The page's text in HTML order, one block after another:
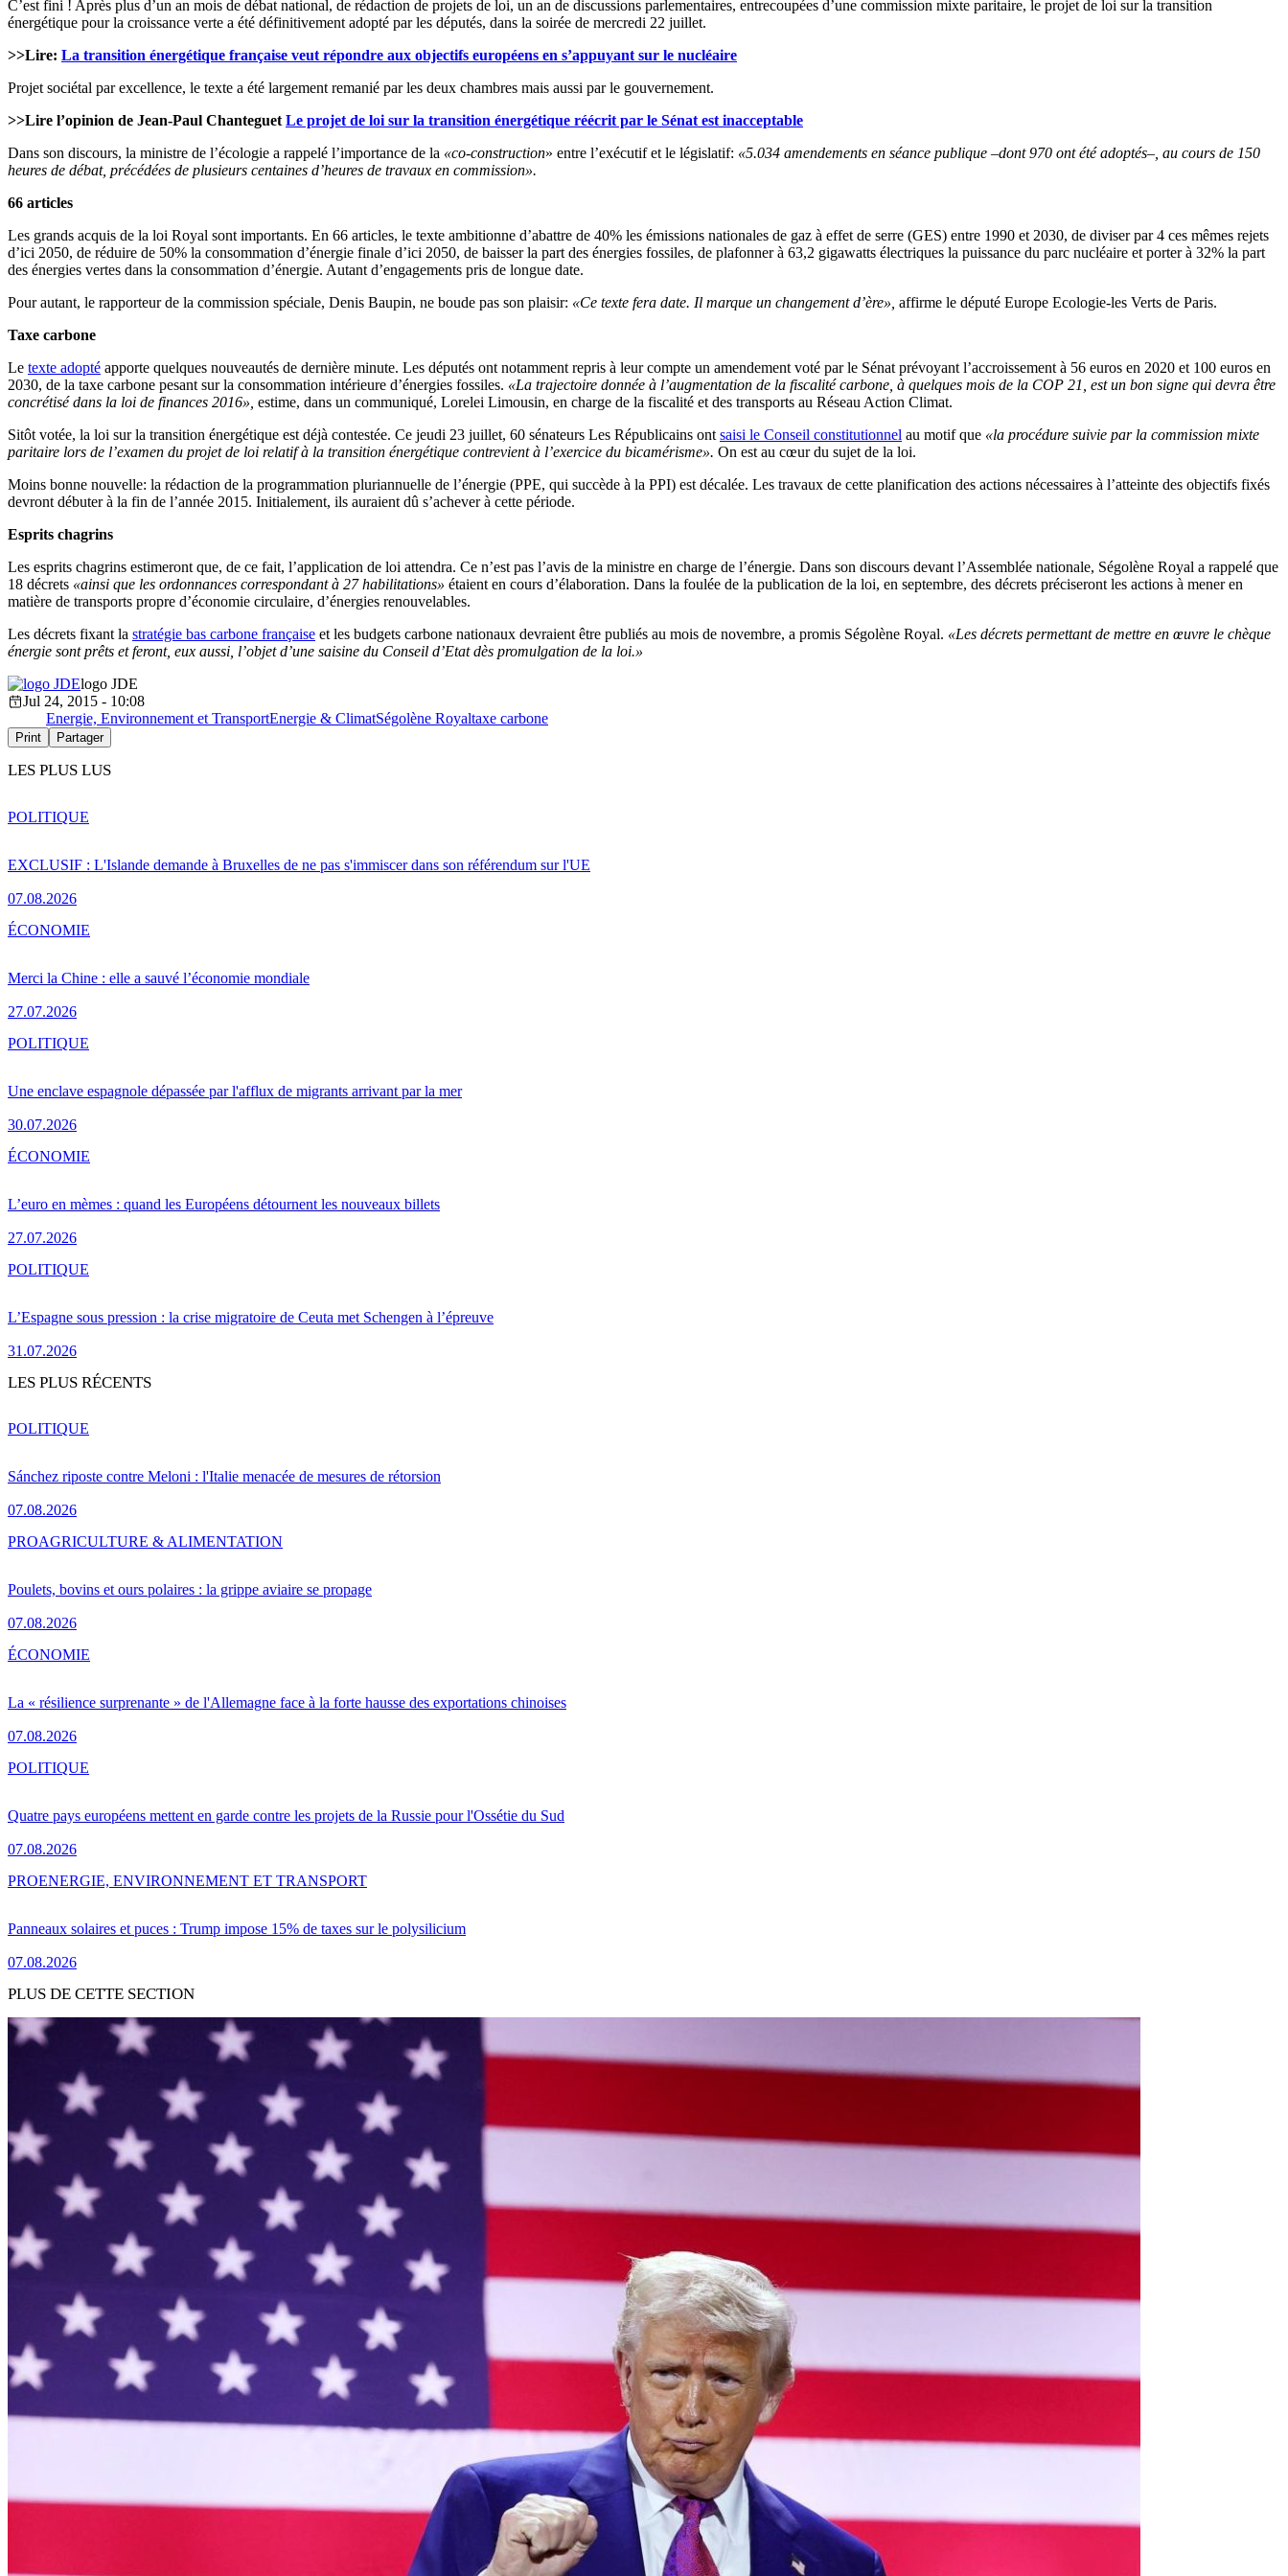
C’est fini ! Après plus d’un an mois de débat national, de rédaction de projets de loi, un an de discussions parlementaires, entrecoupées d’une commission mixte paritaire, le projet de loi sur la transition
énergétique pour la croissance verte a été définitivement adopté par les députés, dans la soirée de mercredi 22 juillet.
>>Lire: La transition énergétique française veut répondre aux objectifs européens en s’appuyant sur le nucléaire
Projet sociétal par excellence, le texte a été largement remanié par les deux chambres mais aussi par le gouvernement.
>>Lire l’opinion de Jean-Paul Chanteguet Le projet de loi sur la transition énergétique réécrit par le Sénat est inacceptable
Dans son discours, la ministre de l’écologie a rappelé l’importance de la «co-construction» entre l’exécutif et le législatif: «5.034 amendements en séance publique –dont 970 ont été adoptés–, au cours de 150
heures de débat, précédées de plusieurs centaines d’heures de travaux en commission».
66 articles
Les grands acquis de la loi Royal sont importants. En 66 articles, le texte ambitionne d’abattre de 40% les émissions nationales de gaz à effet de serre (GES) entre 1990 et 2030, de diviser par 4 ces mêmes rejets
d’ici 2050, de réduire de 50% la consommation d’énergie finale d’ici 2050, de baisser la part des énergies fossiles, de plafonner à 63,2 gigawatts électriques la puissance du parc nucléaire et porter à 32% la part
des énergies vertes dans la consommation d’énergie. Autant d’engagements pris de longue date.
Pour autant, le rapporteur de la commission spéciale, Denis Baupin, ne boude pas son plaisir: «Ce texte fera date. Il marque un changement d’ère», affirme le député Europe Ecologie-les Verts de Paris.
Taxe carbone
Le texte adopté apporte quelques nouveautés de dernière minute. Les députés ont notamment repris à leur compte un amendement voté par le Sénat prévoyant l’accroissement à 56 euros en 2020 et 100 euros en
2030, de la taxe carbone pesant sur la consommation intérieure d’énergies fossiles. «La trajectoire donnée à l’augmentation de la fiscalité carbone, à quelques mois de la COP 21, est un bon signe qui devra être
concrétisé dans la loi de finances 2016», estime, dans un communiqué, Lorelei Limousin, en charge de la fiscalité et des transports au Réseau Action Climat.
Sitôt votée, la loi sur la transition énergétique est déjà contestée. Ce jeudi 23 juillet, 60 sénateurs Les Républicains ont saisi le Conseil constitutionnel au motif que «la procédure suivie par la commission mixte
paritaire lors de l’examen du projet de loi relatif à la transition énergétique contrevient à l’exercice du bicamérisme». On est au cœur du sujet de la loi.
Moins bonne nouvelle: la rédaction de la programmation pluriannuelle de l’énergie (PPE, qui succède à la PPI) est décalée. Les travaux de cette planification des actions nécessaires à l’atteinte des objectifs fixés
devront débuter à la fin de l’année 2015. Initialement, ils auraient dû s’achever à cette période.
Esprits chagrins
Les esprits chagrins estimeront que, de ce fait, l’application de loi attendra. Ce n’est pas l’avis de la ministre en charge de l’énergie. Dans son discours devant l’Assemblée nationale, Ségolène Royal a rappelé que
18 décrets «ainsi que les ordonnances correspondant à 27 habilitations» étaient en cours d’élaboration. Dans la foulée de la publication de la loi, en septembre, des décrets préciseront les actions à mener en
matière de transports propre d’économie circulaire, d’énergies renouvelables.
Les décrets fixant la stratégie bas carbone française et les budgets carbone nationaux devraient être publiés au mois de novembre, a promis Ségolène Royal. «Les décrets permettant de mettre en œuvre le chèque
énergie sont prêts et feront, eux aussi, l’objet d’une saisine du Conseil d’Etat dès promulgation de la loi.»
logo JDE
Jul 24, 2015 - 10:08
Energie, Environnement et TransportEnergie & ClimatSégolène Royaltaxe carbone
Print Partager
LES PLUS LUS
EXCLUSIF : L'Islande demande à Bruxelles de ne pas s'immiscer dans son référendum sur l'UE
07.08.2026
POLITIQUE
Merci la Chine : elle a sauvé l’économie mondiale
27.07.2026
ÉCONOMIE
Une enclave espagnole dépassée par l'afflux de migrants arrivant par la mer
30.07.2026
POLITIQUE
L’euro en mèmes : quand les Européens détournent les nouveaux billets
27.07.2026
ÉCONOMIE
L’Espagne sous pression : la crise migratoire de Ceuta met Schengen à l’épreuve
31.07.2026
POLITIQUE
LES PLUS RÉCENTS
Sánchez riposte contre Meloni : l'Italie menacée de mesures de rétorsion
07.08.2026
POLITIQUE
Poulets, bovins et ours polaires : la grippe aviaire se propage
07.08.2026
PROAGRICULTURE & ALIMENTATION
La « résilience surprenante » de l'Allemagne face à la forte hausse des exportations chinoises
07.08.2026
ÉCONOMIE
Quatre pays européens mettent en garde contre les projets de la Russie pour l'Ossétie du Sud
07.08.2026
POLITIQUE
Panneaux solaires et puces : Trump impose 15% de taxes sur le polysilicium
07.08.2026
PROENERGIE, ENVIRONNEMENT ET TRANSPORT
PLUS DE CETTE SECTION